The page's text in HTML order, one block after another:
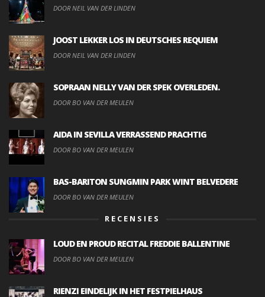
DOOR NEIL VAN DER LINDEN
JOOST LEKKER LOS IN DEUTSCHES REQUIEM
DOOR NEIL VAN DER LINDEN
SOPRAAN NELLY VAN DER SPEK OVERLEDEN.
DOOR BO VAN DER MEULEN
AIDA IN SEVILLA VERRASSEND PRACHTIG
DOOR BO VAN DER MEULEN
BAS-BARITON SUNGMIN PARK WINT BELVEDERE
DOOR BO VAN DER MEULEN
RECENSIES
LOUD EN PROUD RECITAL FREDDIE BALLENTINE
DOOR BO VAN DER MEULEN
RIENZI EINDELIJK IN HET FESTPIELHAUS